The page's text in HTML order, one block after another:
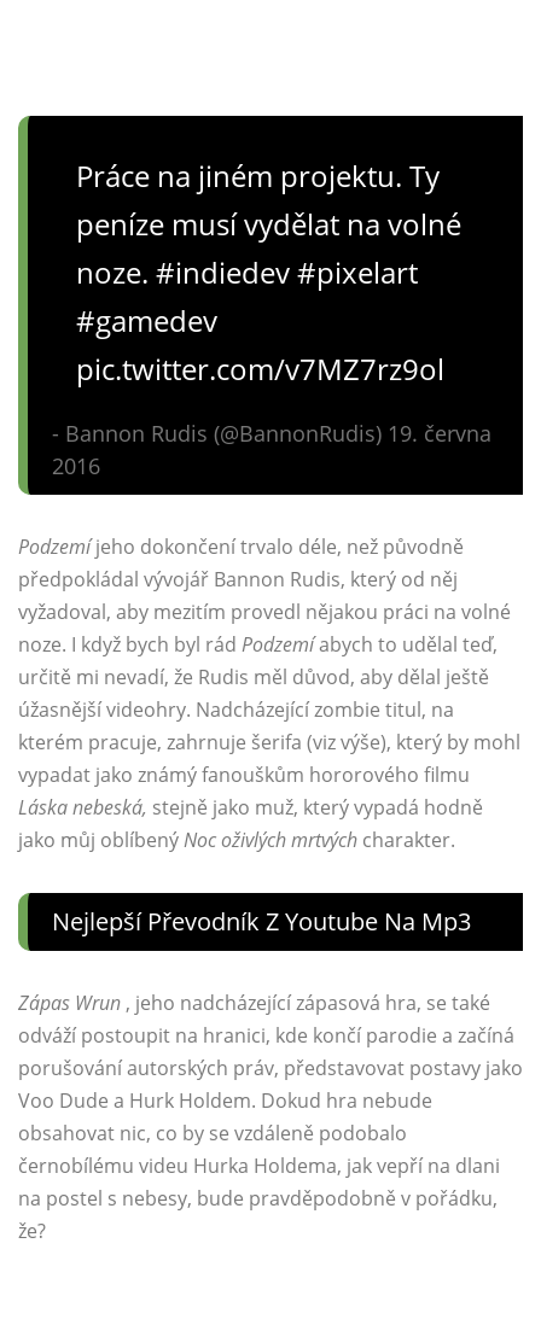
Práce na jiném projektu. Ty
peníze musí vydělat na volné
noze. #indiedev #pixelart
#gamedev
pic.twitter.com/v7MZ7rz9ol
- Bannon Rudis (@BannonRudis) 19. června
2016
Podzemíjeho dokončení trvalo déle, než původně
předpokládal vývojář Bannon Rudis, který od něj
vyžadoval, aby mezitím provedl nějakou práci na volné
noze. I když bych byl rád Podzemíabych to udělal teď,
určitě mi nevadí, že Rudis měl důvod, aby dělal ještě
úžasnější videohry. Nadcházející zombie titul, na
kterém pracuje, zahrnuje šerifa (viz výše), který by mohl
vypadat jako známý fanouškům hororového filmu
Láska nebeská, stejně jako muž, který vypadá hodně
jako můj oblíbenýNoc oživlých mrtvých charakter.
Nejlepší Převodník Z Youtube Na Mp3
Zápas Wrun , jeho nadcházející zápasová hra, se také
odváží postoupit na hranici, kde končí parodie a začíná
porušování autorských práv, představovat postavy jako
Voo Dude a Hurk Holdem. Dokud hra nebude
obsahovat nic, co by se vzdáleně podobalo
černobílému videu Hurka Holdema, jak vepří na dlani
na postel s nebesy, bude pravděpodobně v pořádku,
že?